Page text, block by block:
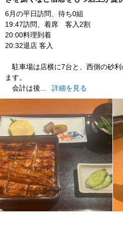
6月の平日訪問、待ち0組
19:47訪問、着席 客入2割
20:00料理到着
20:32退店 客入
駐車場は店横に7台と、西側の砂
ます。
会計は後...
詳細を見る